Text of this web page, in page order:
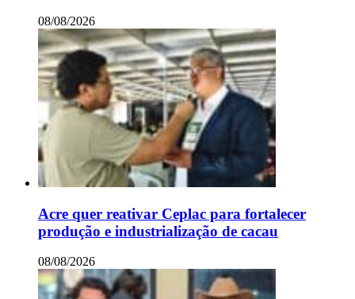
08/08/2026
Acre quer reativar Ceplac para fortalecer
produção e industrialização de cacau
08/08/2026